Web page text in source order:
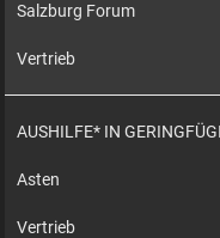
Salzburg Forum
Vertrieb
AUSHILFE* IN
Asten
Vertrieb